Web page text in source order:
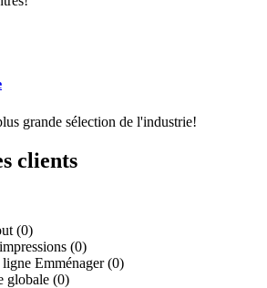
grande sélection de l'industrie!
clients
(0)
(0)
ligne Emménager (0)
globale (0)